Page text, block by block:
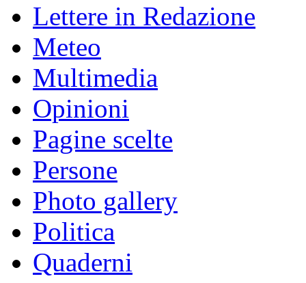
Lettere in Redazione
Meteo
Multimedia
Opinioni
Pagine scelte
Persone
Photo gallery
Politica
Quaderni